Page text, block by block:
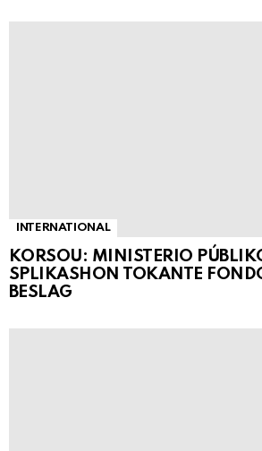
INTERNATIONAL
KORSOU: MINISTERIO
SPLIKASHON TOKANTE
BESLAG